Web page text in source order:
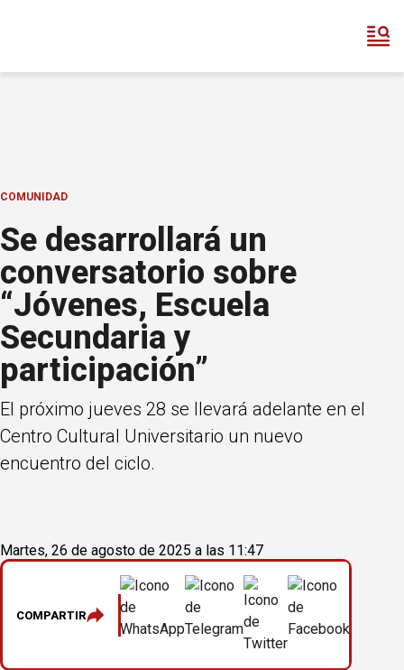
COMUNIDAD
Se desarrollará un
conversatorio sobre
“Jóvenes, Escuela
Secundaria y
participación”
El próximo jueves 28 se llevará adelante en el
Centro Cultural Universitario un nuevo
encuentro del ciclo.
Martes, 26 de agosto de 2025 a las 11:47
COMPARTIR